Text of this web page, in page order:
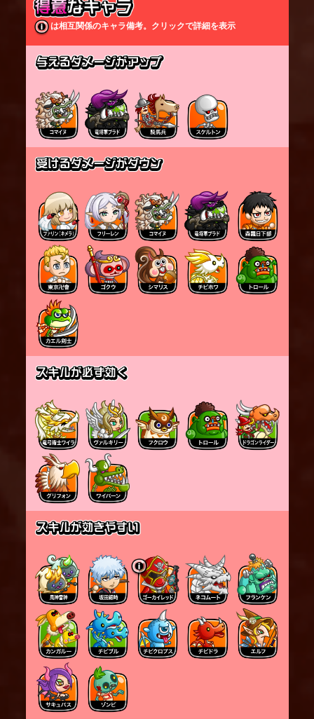
合もある。スキル成功時には召喚玉が５つ回復す
る。は相互関係のキャラ備考。クリックで詳細を表示